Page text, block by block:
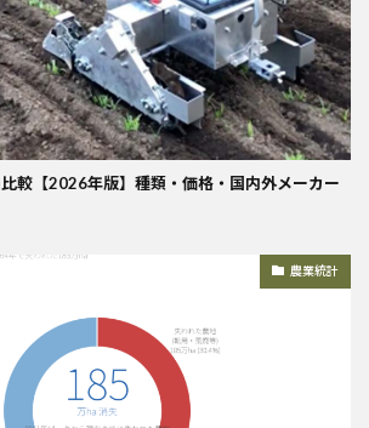
較【2026年版】種類・価格・国内外メーカー
農業統計